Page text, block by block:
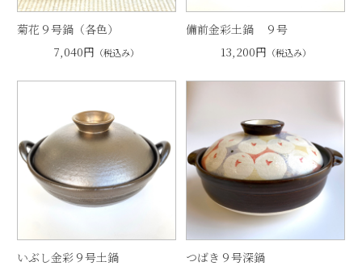
菊花９号鍋（各色）
7,040円 （税込み）
備前金彩土鍋 ９号
13,200円 （税込み）
いぶし金彩９号土鍋
つばき９号深鍋